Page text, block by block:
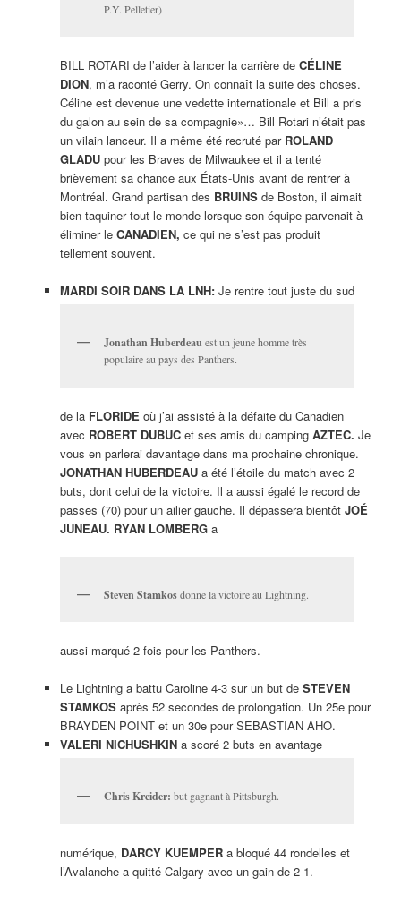
P.Y. Pelletier)
BILL ROTARI de l’aider à lancer la carrière de CÉLINE
DION, m’a raconté Gerry. On connaît la suite des choses.
Céline est devenue une vedette internationale et Bill a pris
du galon au sein de sa compagnie»… Bill Rotari n’était pas
un vilain lanceur. Il a même été recruté par ROLAND
GLADU pour les Braves de Milwaukee et il a tenté
brièvement sa chance aux États-Unis avant de rentrer à
Montréal. Grand partisan des BRUINSde Boston, il aimait
bien taquiner tout le monde lorsque son équipe parvenait à
éliminer le CANADIEN, ce qui ne s’est pas produit
tellement souvent.
MARDI SOIR DANS LA LNH:Je rentre tout juste du sud
Jonathan Huberdeauest un jeune homme très
populaire au pays des Panthers.
de la FLORIDE où j’ai assisté à la défaite du Canadien
avec ROBERT DUBUCet ses amis du camping AZTEC. Je
vous en parlerai davantage dans ma prochaine chronique.
JONATHAN HUBERDEAUa été l’étoile du match avec 2
buts, dont celui de la victoire. Il a aussi égalé le record de
passes (70) pour un ailier gauche. Il dépassera bientôt JOÉ
JUNEAU. RYAN LOMBERGa
Steven Stamkosdonne la victoire au Lightning.
aussi marqué 2 fois pour les Panthers.
Le Lightning a battu Caroline 4-3 sur un but de STEVEN
STAMKOSaprès 52 secondes de prolongation. Un 25e pour
BRAYDEN POINT et un 30e pour SEBASTIAN AHO.
VALERI NICHUSHKINa scoré 2 buts en avantage
Chris Kreider: but gagnant à Pittsburgh.
numérique, DARCY KUEMPERa bloqué 44 rondelles et
l’Avalanche a quitté Calgary avec un gain de 2-1.